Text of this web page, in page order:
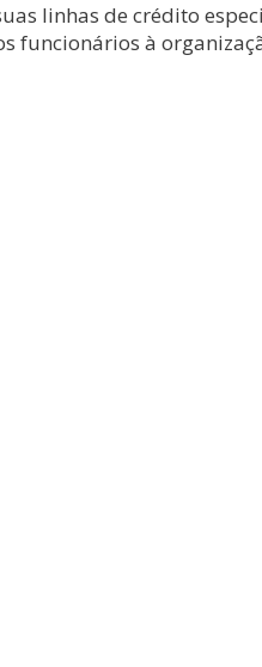
linhas de crédito
funcionários à